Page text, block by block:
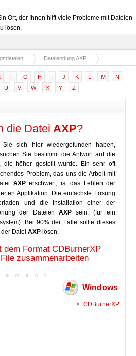
Ort, der Ihnen hilft viele Probleme mit Dateien
lösen.
Dateiendung AXP
F G H I J K L M
N
U V W X Y Z
die Datei AXP?
Sie sich hier wiedergefunden haben,
Sie bestimmt die Antwort auf die
die höher gestellt wurde. Ein sehr oft
Problem, das uns die Arbeit mit
AXPerschwert, ist das Fehlen der
Applikation. Die einfachste Lösung
und die Installation einer der
der Dateien AXPsein. (für ein
Bei 90% der Fälle sollte dieses
Datei AXP lösen.
dem Format CDBurnerXP
zusammenarbeiten
Windows
CDBurnerXP